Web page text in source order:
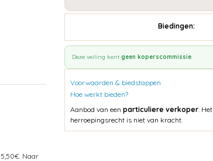
Naar
Biedingen:
Deze veiling kent geen koperscommissie.
Voorwaarden & biedstappen
Hoe werkt bieden?
Aanbod van een particuliere verkoper. Het
herroepingsrecht is niet van kracht.